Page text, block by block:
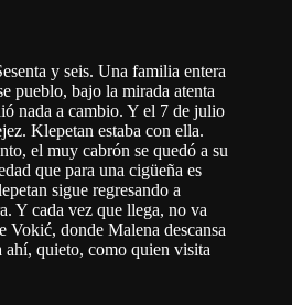
y seis. Una familia entera
pueblo, bajo la mirada atenta
nada a cambio. Y el 7 de julio
Klepetan estaba con ella.
el muy cabrón se quedó a su
que para una cigüeña es
sigue regresando a
Y cada vez que llega, no va
Vokić, donde Malena descansa
ahí, quieto, como quien visita